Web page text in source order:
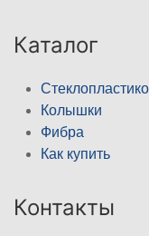
Каталог
Колышки
Фибра
Как купить
Контакты